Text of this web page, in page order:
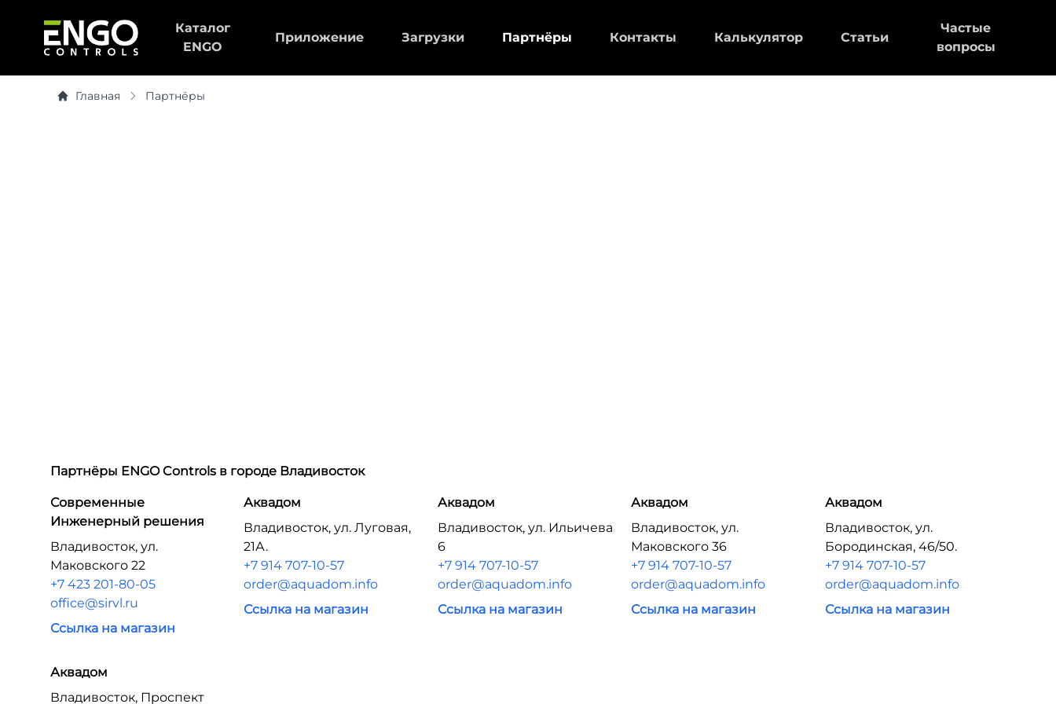
Каталог
ENGO
Приложение Загрузки Партнёры Контакты Калькулятор Статьи
Частые
вопросы
Главная Партнёры
Партнёры ENGO Controls в городе Владивосток
Современные
Инженерный решения
Владивосток, ул.
Маковского 22
+7 423 201-80-05
office@sirvl.ru
Ссылка на магазин
Аквадом
Владивосток, ул. Луговая,
21А.
+7 914 707-10-57
order@aquadom.info
Ссылка на магазин
Аквадом
Владивосток, ул. Ильичева
6
+7 914 707-10-57
order@aquadom.info
Ссылка на магазин
Аквадом
Владивосток, ул.
Маковского 36
+7 914 707-10-57
order@aquadom.info
Ссылка на магазин
Аквадом
Владивосток, ул.
Бородинская, 46/50.
+7 914 707-10-57
order@aquadom.info
Ссылка на магазин
Аквадом
Владивосток, Проспект